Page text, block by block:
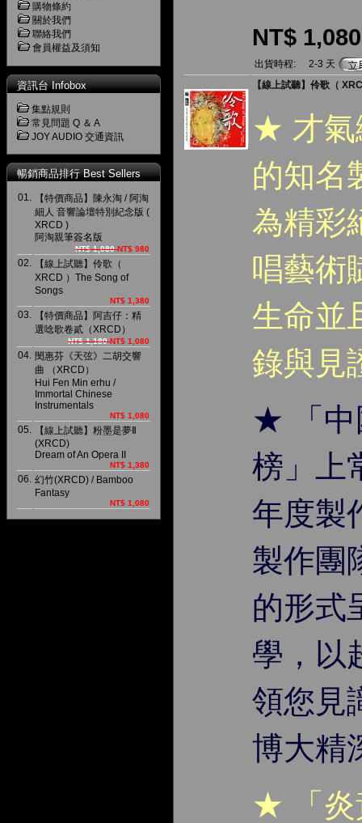
購物條約
關於我們
聯絡我們
會員權益及須知
資訊台 Infobox
集點規則
常見問題 Q ＆ A
JOY AUDIO 交通資訊
暢銷商品排行 Best Sellers
01.
【特價商品】陳永淘 / 阿淘
細人 音響論壇特別紀念版 (
XRCD )
阿淘親筆簽名版
NT$ 1,080NT$ 980
02.
【線上試聽】伶歌（
XRCD ）The Song of
Songs
NT$ 1,380
03.
【特價商品】阿吉仔：精
選唸歌卷貳（XRCD）
NT$ 1,180NT$ 1,080
04. 閔惠芬《天弦》二胡交響
曲 （XRCD）
Hui Fen Min erhu /
Immortal Chinese
Instrumentals
NT$ 1,080
05.
【線上試聽】粉墨是夢Ⅱ
(XRCD)
Dream of An Opera II
NT$ 1,380
06. 幻竹(XRCD) / Bamboo
Fantasy
NT$ 1,080
NT$ 1,080
出貨時程:
2-3 天
【線上試聽】伶歌（
★ 才氣
的知名
為精彩
唱藝術
生命並
錄與見
★ 「中
榜」上
年度製
製作團
的形式
學，以
領您見
博大精
★ 「炎